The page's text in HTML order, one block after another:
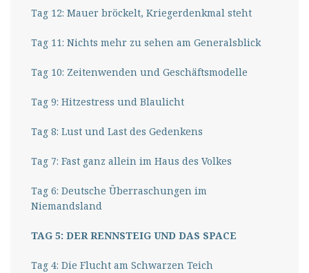
Tag 12: Mauer bröckelt, Kriegerdenkmal steht
Tag 11: Nichts mehr zu sehen am Generalsblick
Tag 10: Zeitenwenden und Geschäftsmodelle
Tag 9: Hitzestress und Blaulicht
Tag 8: Lust und Last des Gedenkens
Tag 7: Fast ganz allein im Haus des Volkes
Tag 6: Deutsche Überraschungen im
Niemandsland
TAG 5: DER RENNSTEIG UND DAS SPACE
Tag 4: Die Flucht am Schwarzen Teich